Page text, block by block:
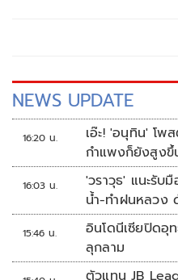
NEWS UPDATE
16:20 น.
เอ๊ะ! 'อนุทิน' โ
กำแพงก็ยังสูง
หัวอีก
16:03 น.
'วราวุธ' แนะรับ
น้ำ-ทำฝนหลวง
15:46 น.
อินโดนีเซียปิดอุ
ลุกลาม